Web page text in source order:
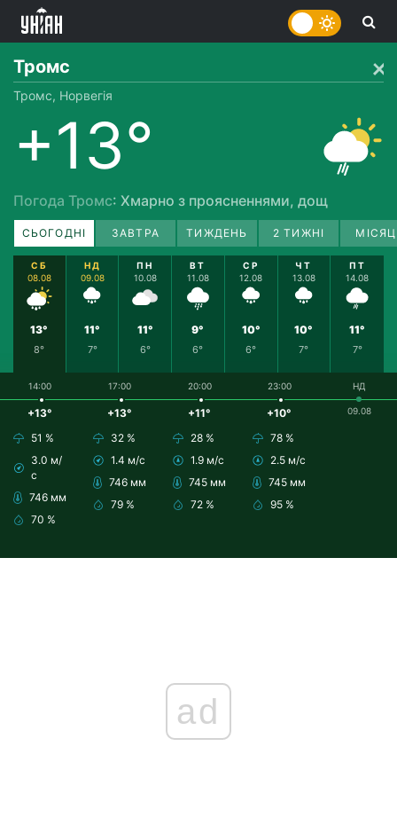
Тромс
Тромс, Норвегія
+13°
Погода Тромс: Хмарно з проясненнями, дощ
СЬОГОДНІ ЗАВТРА ТИЖДЕНЬ 2 ТИЖНІ
СБ
08.08
13°
8°
НД
09.08
11°
7°
ПН
10.08
11°
6°
ВТ
11.08
9°
6°
СР
12.08
10°
6°
ЧТ
13.08
10°
7°
ПТ
14.08
11°
7°
14:00
+13°
51 %
3.0 м/
с
746 мм
70 %
17:00
+13°
32 %
1.4 м/с
746 мм
79 %
20:00
+11°
28 %
1.9 м/с
745 мм
72 %
23:00
+10°
78 %
2.5 м/с
745 мм
95 %
НД
09.08
ad